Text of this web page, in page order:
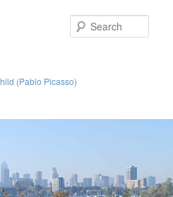
(Pablo Picasso)